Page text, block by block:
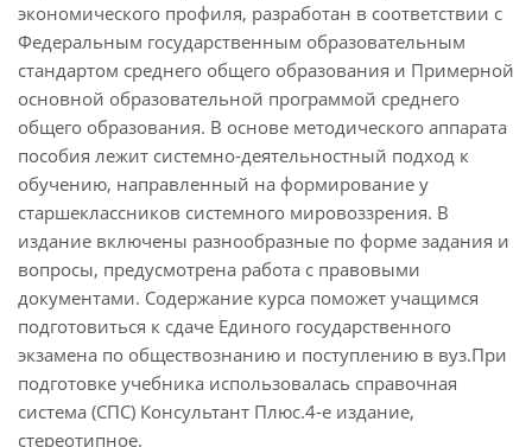
экономического профиля, разработан в соответствии с
Федеральным государственным образовательным
стандартом среднего общего образования и Примерной
основной образовательной программой среднего
общего образования. В основе методического аппарата
пособия лежит системно-деятельностный подход к
обучению, направленный на формирование у
старшеклассников системного мировоззрения. В
издание включены разнообразные по форме задания и
вопросы, предусмотрена работа с правовыми
документами. Содержание курса поможет учащимся
подготовиться к сдаче Единого государственного
экзамена по обществознанию и поступлению в вуз.При
подготовке учебника использовалась справочная
система (СПС) Консультант Плюс.4-е издание,
стереотипное.